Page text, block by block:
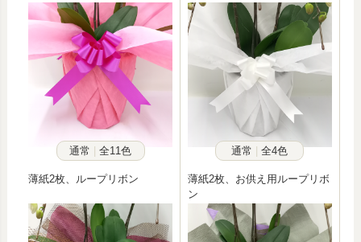
通常 全11色
薄紙2枚、ループリボン
通常 全4色
薄紙2枚、お供え用ループリボ
ン